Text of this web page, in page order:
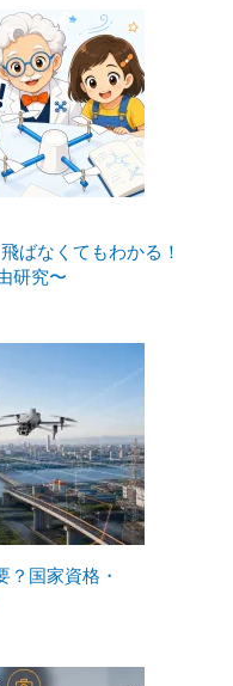
ばなくてもわかる！
研究〜
？国家資格・